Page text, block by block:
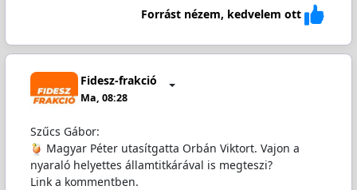
Forrást nézem, kedvelem ott
Fidesz-frakció
Ma, 08:28
Szűcs Gábor:
Magyar Péter utasítgatta Orbán Viktort. Vajon a
nyaraló helyettes államtitkárával is megteszi?
Link a kommentben.